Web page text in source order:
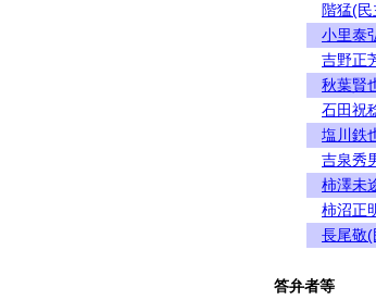
階猛(
小里泰
吉野正
秋葉賢
石田祝
塩川鉄
吉泉秀
柿澤未
柿沼正
長尾敬(
答弁者等